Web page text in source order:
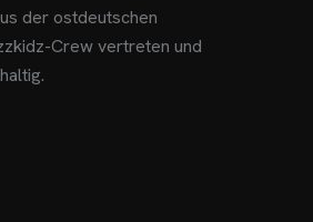
der ostdeutschen
Crew vertreten und